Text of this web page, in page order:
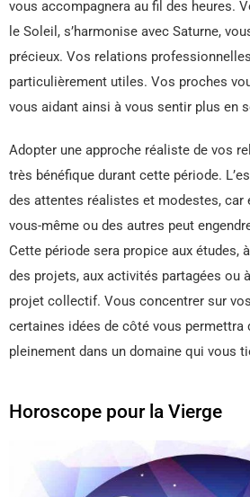
vous accompagnera au fil des heures.
le Soleil, s’harmonise avec Saturne,
précieux. Vos relations
particulièrement utiles. Vos proches
vous aidant ainsi à vous sentir plus en
Adopter une approche réaliste de vos
très bénéfique durant cette période.
des attentes réalistes et modestes, car
vous-même ou des autres peut
Cette période sera propice aux études,
des projets, aux activités partagées ou
projet collectif. Vous concentrer sur
certaines idées de côté vous permettra
pleinement dans un domaine qui vous
Horoscope pour la Vierge